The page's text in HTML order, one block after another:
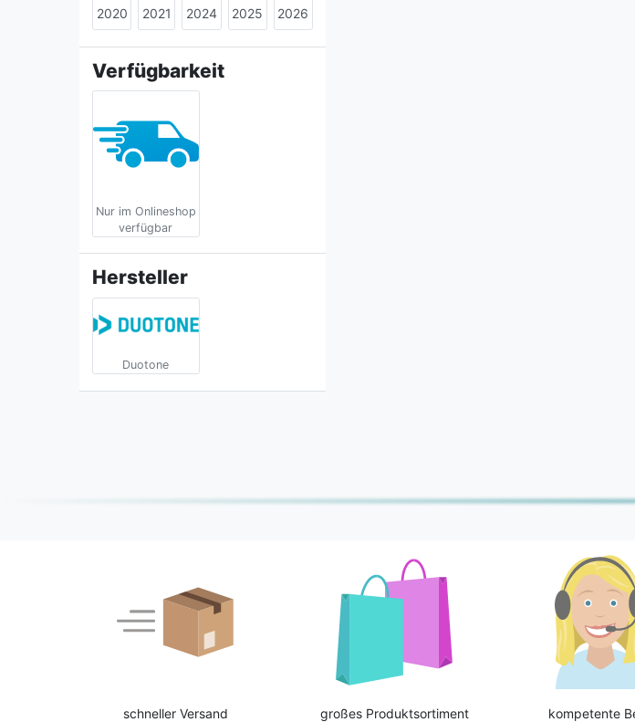
2020 2021 2024 2025 2026
Verfügbarkeit
Nur im Onlineshop
verfügbar
Hersteller
Duotone
schneller Versand großes Produktsortiment kompetente